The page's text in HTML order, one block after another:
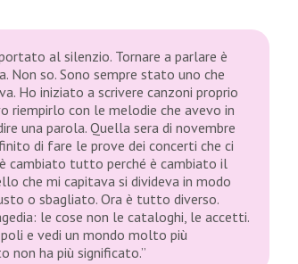
al silenzio. Tornare a parlare è
Non so. Sono sempre stato uno che
Ho iniziato a scrivere canzoni proprio
riempirlo con le melodie che avevo in
una parola. Quella sera di novembre
di fare le prove dei concerti che ci
cambiato tutto perché è cambiato il
che mi capitava si divideva in modo
o sbagliato. Ora è tutto diverso.
le cose non le cataloghi, le accetti.
e vedi un mondo molto più
non ha più significato.”